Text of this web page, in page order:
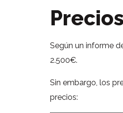
Según un informe
2.500€.
Sin embargo, los
precios: